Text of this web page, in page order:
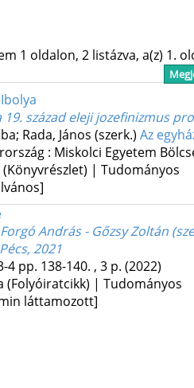
1 oldalon, 2 listázva, a(z) 1.
19. század eleji jozefinizmus
Rada, János (szerk.) Az
: Miskolci Egyetem
| Tudományos
András - Gőzsy Zoltán
2021
4 pp. 138-140. , 3 p. (2022)
(Folyóiratcikk) | Tudományos
láttamozott]